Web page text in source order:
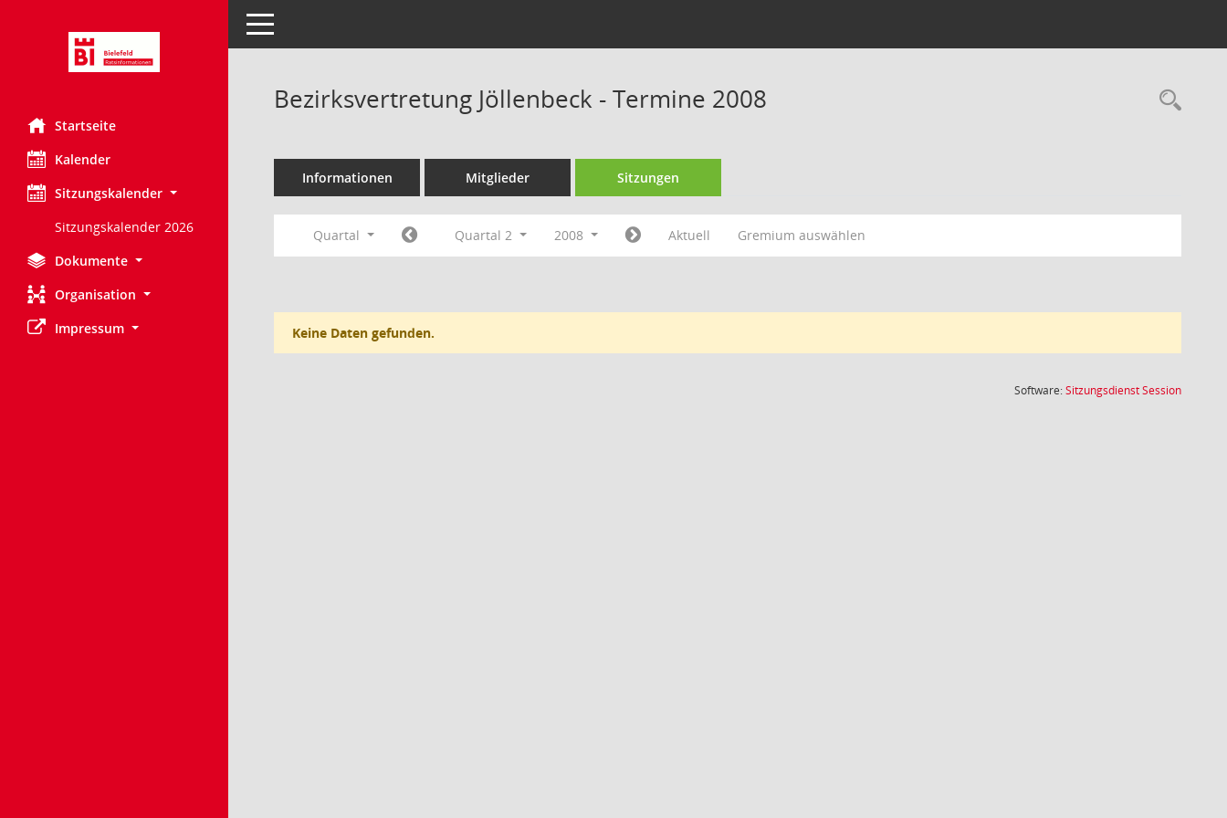
Startseite
Kalender
Sitzungskalender
Sitzungskalender 2026
Dokumente
Organisation
Impressum
Toggle navigation
Bezirksvertretung Jöllenbeck - Termine 2008
Informationen Mitglieder Sitzungen
Quartal Quartal 2 2008 Aktuell Gremium auswählen
Keine Daten gefunden.
Software:SitzungsdienstSession(Wird in